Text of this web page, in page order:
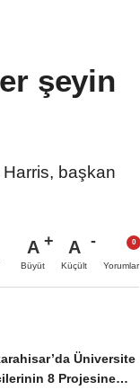
şeyin
Harris, başkan
A
Büyüt
A
Küçült Yorumlar
Üniversite
8 Projesine